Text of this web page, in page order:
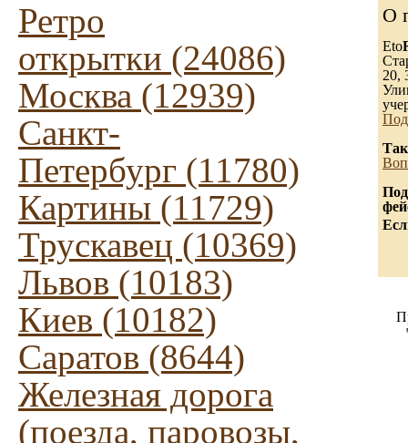
Ретро
открытки (24086)
Москва (12939)
Санкт-
Петербург (11780)
Картины (11729)
Трускавец (10369)
Львов (10183)
Киев (10182)
Саратов (8644)
Железная дорога
(поезда, паровозы,
О
Eto
20,